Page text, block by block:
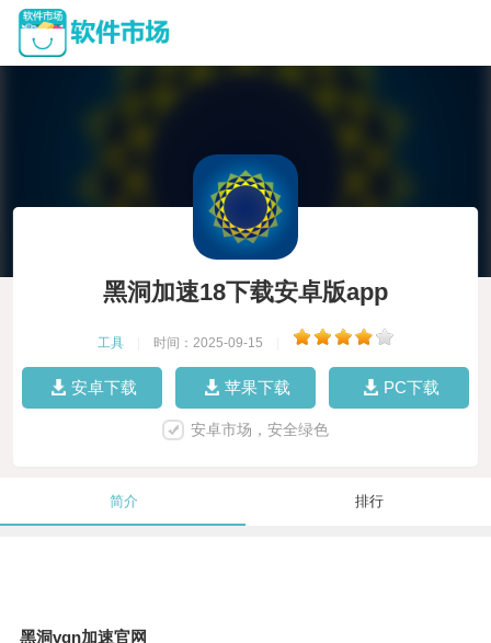
黑洞加速18下载安卓版app
工具 时间：2025-09-15
安卓下载 苹果下载 PC下载
安卓市场，安全绿色
简介 排行
黑洞vqn加速官网